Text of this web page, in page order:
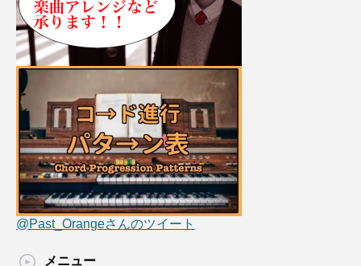
@Past_Orangeさんのツイート
メニュー